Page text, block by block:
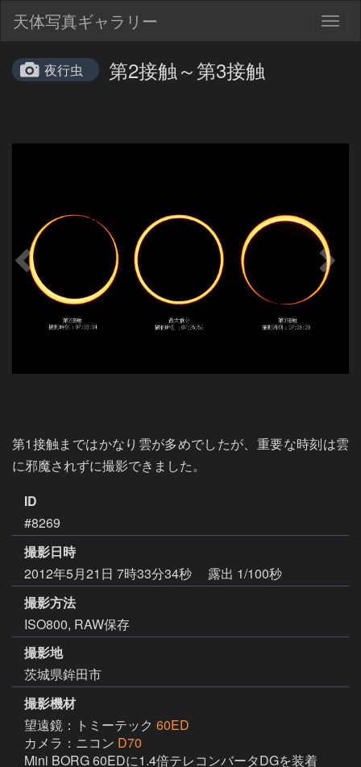
天体写真ギャラリー
夜行虫 第2接触～第3接触
第1接触まではかなり雲が多めでしたが、重要な時刻は雲
に邪魔されずに撮影できました。
ID
#8269
撮影日時
2012年5月21日 7時33分34秒
露出 1/100秒
撮影方法
ISO800, RAW保存
撮影地
茨城県鉾田市
撮影機材
望遠鏡：トミーテック 60ED
カメラ：ニコン D70
Mini BORG 60EDに1.4倍テレコンバータDGを装着